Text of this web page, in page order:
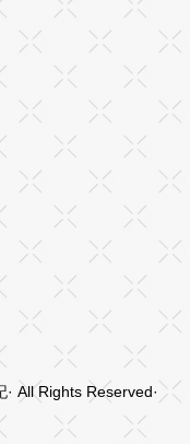
All Rights Reserved·